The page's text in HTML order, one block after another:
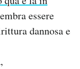
essere
dannosa e